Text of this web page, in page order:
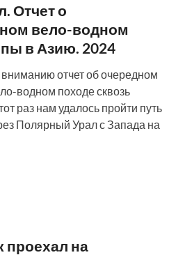
Отчет о
вело-водном
в Азию. 2024
отчет об очередном
водном походе сквозь
раз нам удалось пройти путь
Полярный Урал с Запада на
проехал на